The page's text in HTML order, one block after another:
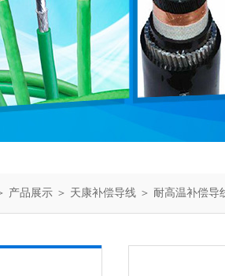
产品展示 ＞ 天康补偿导线 ＞ 耐高温补偿导